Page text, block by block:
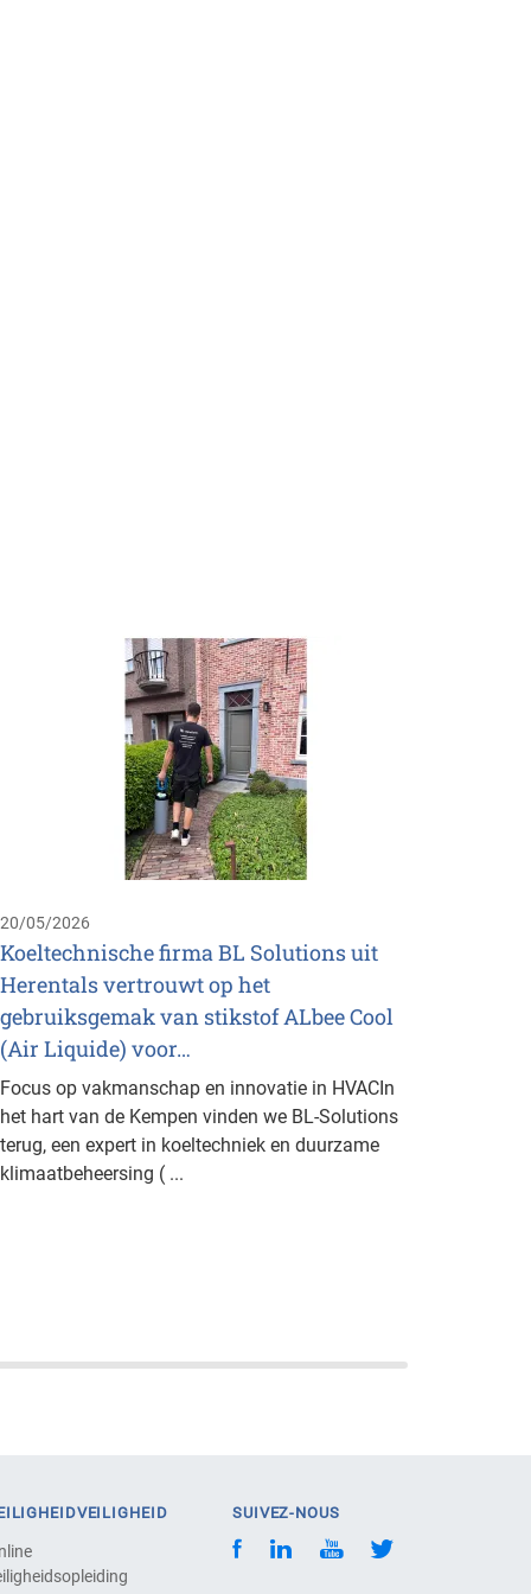
20/05/2026
Koeltechnische firma BL Solutions uit
Herentals vertrouwt op het
gebruiksgemak van stikstof ALbee Cool
(Air Liquide) voor…
Focus op vakmanschap en innovatie in HVACIn
het hart van de Kempen vinden we BL-Solutions
terug, een expert in koeltechniek en duurzame
klimaatbeheersing ( ...
SUIVEZ-NOUS